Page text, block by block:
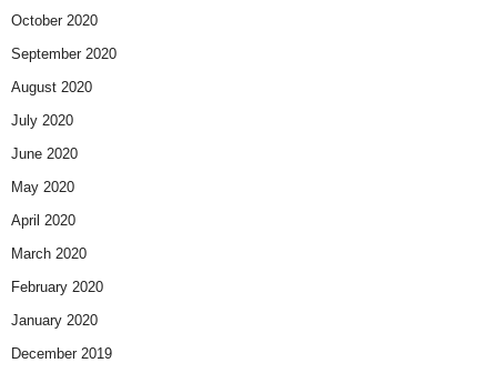
October 2020
September 2020
August 2020
July 2020
June 2020
May 2020
April 2020
March 2020
February 2020
January 2020
December 2019